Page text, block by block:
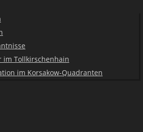
im Tollkirschenhain
im Korsakow-Quadranten